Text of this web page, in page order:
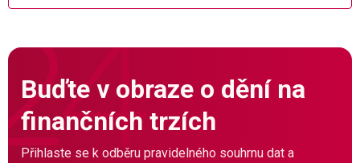
Buďte v obraze o dění na
finančních trzích
Přihlaste se k odběru pravidelného souhrnu dat a